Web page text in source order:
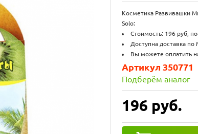
Косметика Развивашки
Solo:
Стоимость: 196 руб,
Доступна доставка
Вы можете оплатить
196 руб.
Артикул 350771
Подберём аналог